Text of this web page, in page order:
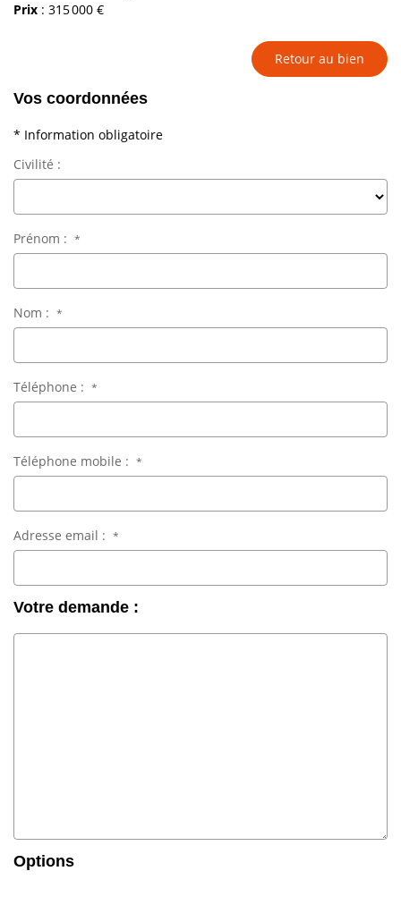
Prix : 315 000 €
Retour au bien
Vos coordonnées
* Information obligatoire
Civilité :
Prénom : *
Nom : *
Téléphone : *
Téléphone mobile : *
Adresse email : *
Votre demande :
Options